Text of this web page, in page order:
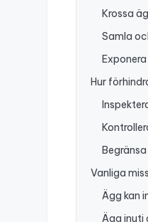
Krossa
Samla
Hur
Vanliga
Ägg kan
Ägg inuti